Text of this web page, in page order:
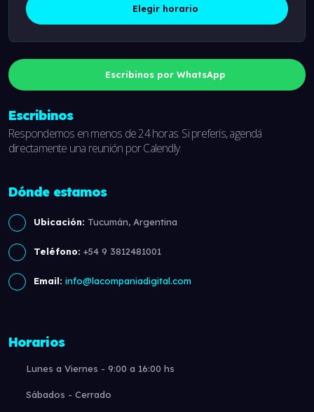
Elegir horario
Escribinos por WhatsApp
Escribinos
Respondemos en menos de 24 horas. Si preferís, agendá
directamente una reunión por Calendly.
Dónde estamos
Ubicación: Tucumán, Argentina
Teléfono: +54 9 3812481001
Email: info@lacompaniadigital.com
Horarios
Lunes a Viernes - 9:00 a 16:00 hs
Sábados - Cerrado